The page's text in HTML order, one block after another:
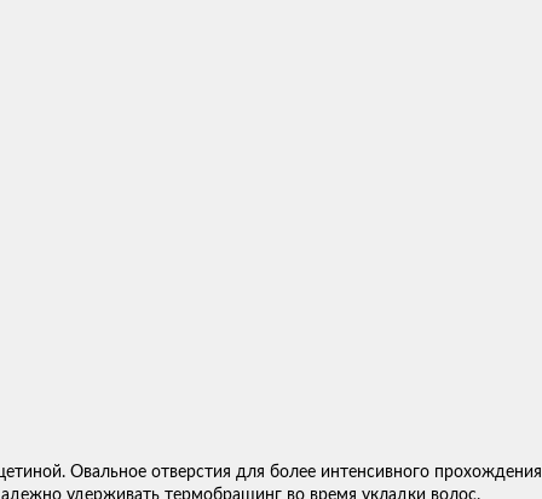
Овальное отверстия для более интенсивного прохождения
удерживать термобрашинг во время укладки волос.